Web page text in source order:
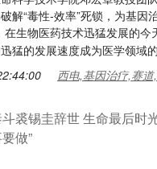
解“毒性-效率”死锁，为基因
在生物医药技术迅猛发展的今
猛的发展速度成为医学领域
西电,基因治疗,赛